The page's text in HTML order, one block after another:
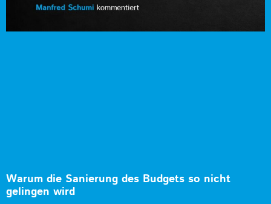
Warum die Sanierung des Budgets so nicht
gelingen wird